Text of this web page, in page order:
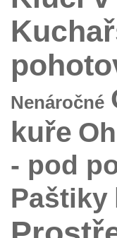
Nenáročné
kuře
- pod
Paštiky